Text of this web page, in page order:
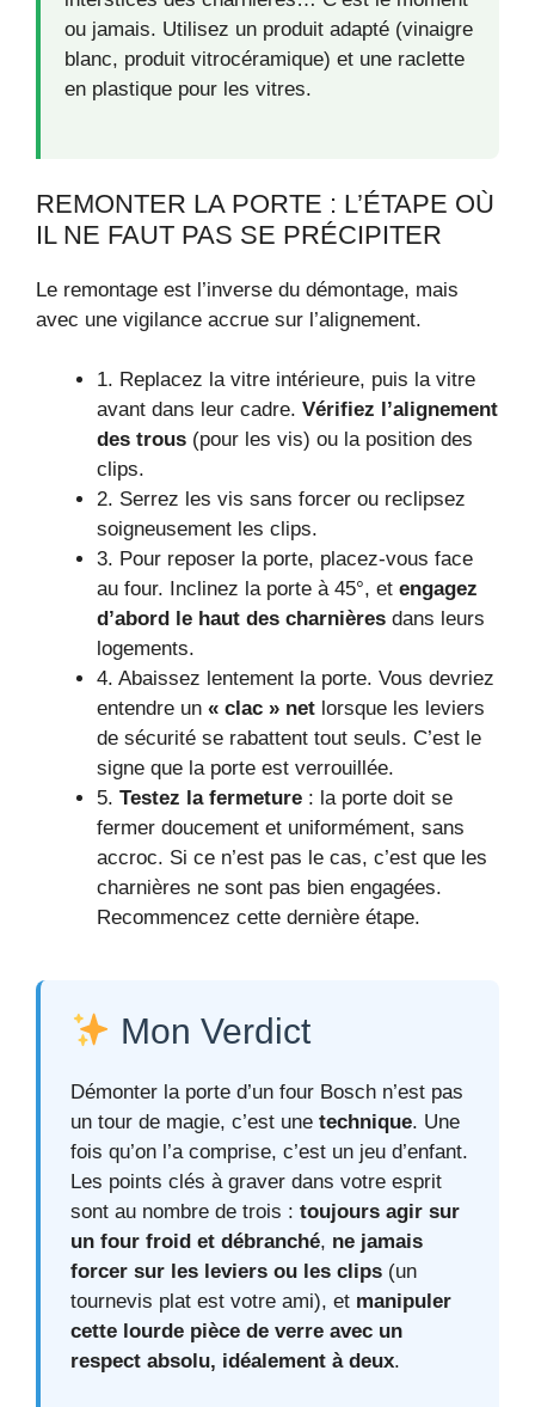
ou jamais. Utilisez un produit adapté (vinaigre
blanc, produit vitrocéramique) et une raclette
en plastique pour les vitres.
REMONTER LA PORTE : L’ÉTAPE OÙ
IL NE FAUT PAS SE PRÉCIPITER
Le remontage est l’inverse du démontage, mais
avec une vigilance accrue sur l’alignement.
1. Replacez la vitre intérieure, puis la vitre
avant dans leur cadre. Vérifiez l’alignement
des trous (pour les vis) ou la position des
clips.
2. Serrez les vis sans forcer ou reclipsez
soigneusement les clips.
3. Pour reposer la porte, placez-vous face
au four. Inclinez la porte à 45°, et engagez
d’abord le haut des charnières dans leurs
logements.
4. Abaissez lentement la porte. Vous devriez
entendre un « clac » net lorsque les leviers
de sécurité se rabattent tout seuls. C’est le
signe que la porte est verrouillée.
5. Testez la fermeture : la porte doit se
fermer doucement et uniformément, sans
accroc. Si ce n’est pas le cas, c’est que les
charnières ne sont pas bien engagées.
Recommencez cette dernière étape.
Mon Verdict
Démonter la porte d’un four Bosch n’est pas
un tour de magie, c’est une technique. Une
fois qu’on l’a comprise, c’est un jeu d’enfant.
Les points clés à graver dans votre esprit
sont au nombre de trois : toujours agir sur
un four froid et débranché, ne jamais
forcer sur les leviers ou les clips (un
tournevis plat est votre ami), et manipuler
cette lourde pièce de verre avec un
respect absolu, idéalement à deux.